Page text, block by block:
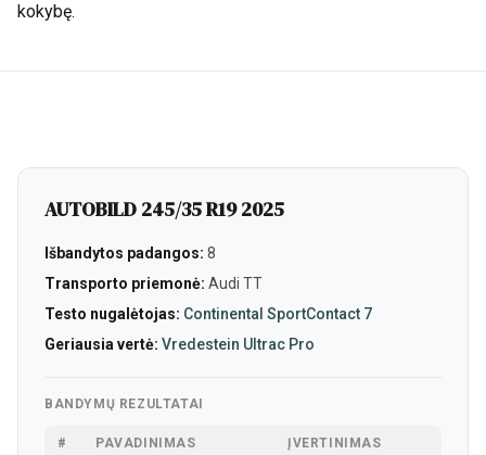
kokybę.
AUTOBILD 245/35 R19 2025
Išbandytos padangos: 8
Transporto priemonė: Audi TT
Testo nugalėtojas: Continental SportContact 7
Geriausia vertė: Vredestein Ultrac Pro
BANDYMŲ REZULTATAI
# PAVADINIMAS ĮVERTINIMAS